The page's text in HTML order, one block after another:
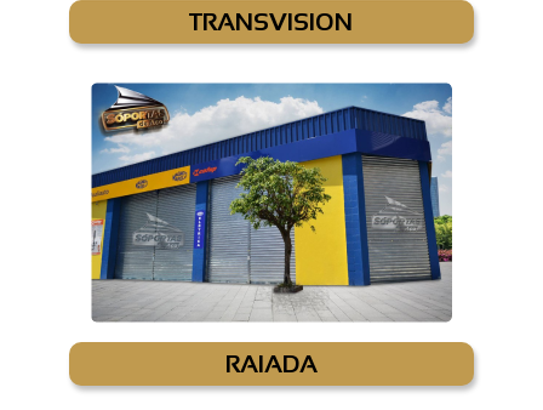
TRANSVISION
RAIADA